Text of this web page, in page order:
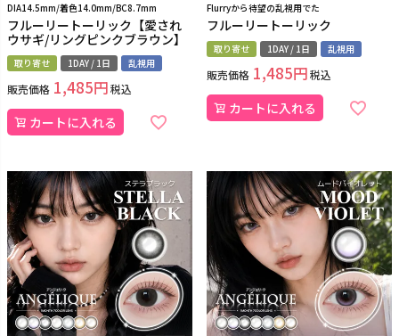
DIA14.5mm/着色14.0mm/BC8.7mm
フルーリートーリック【愛され
ウサギ/リングピンクブラウン】
取り寄せ 1DAY / 1日 乱視用
販売価格 1,485 税込
カートに入れる
Flurryから待望の乱視用でた
フルーリートーリック
取り寄せ 1DAY / 1日 乱視用
販売価格 1,485 税込
カートに入れる